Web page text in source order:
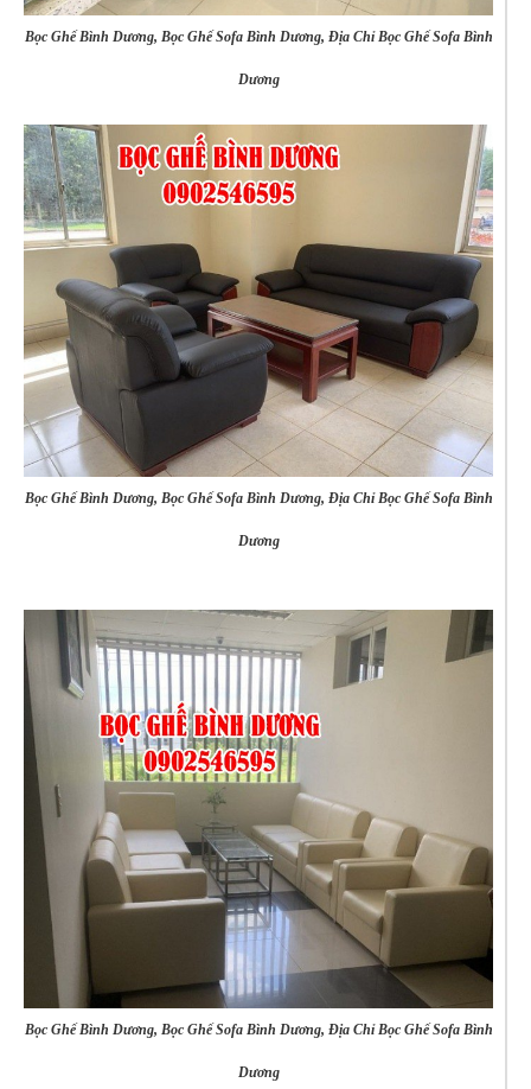
Bọc Ghế Bình Dương, Bọc Ghế Sofa Bình Dương, Địa Chỉ Bọc Ghế Sofa Bình
Dương
Bọc Ghế Bình Dương, Bọc Ghế Sofa Bình Dương, Địa Chỉ Bọc Ghế Sofa Bình
Dương
Bọc Ghế Bình Dương, Bọc Ghế Sofa Bình Dương, Địa Chỉ Bọc Ghế Sofa Bình
Dương